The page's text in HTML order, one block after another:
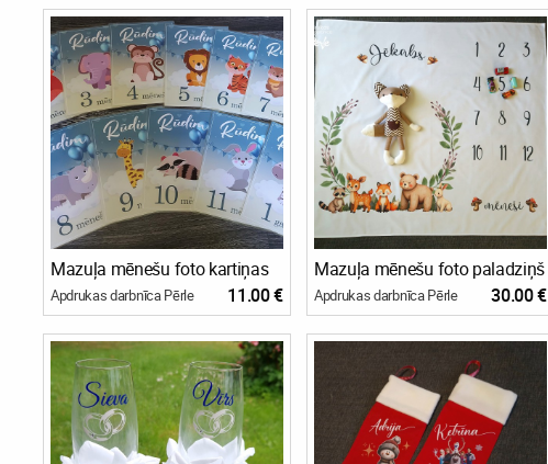
Mazuļa mēnešu foto kartiņas
Apdrukas darbnīca Pērle 11.00 €
Mazuļa mēnešu foto paladziņš
Apdrukas darbnīca Pērle 30.00 €